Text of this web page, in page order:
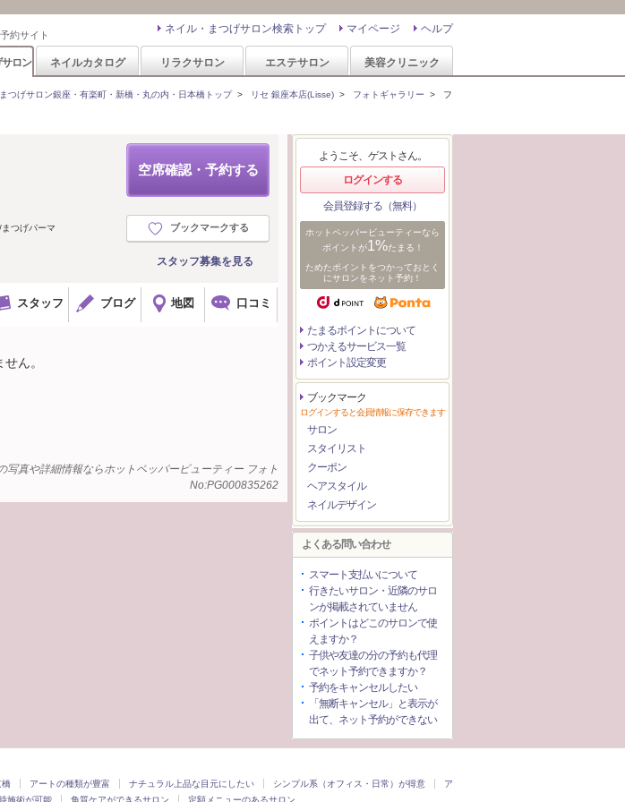
約サイト ヘルプ
マイページ
ネイル・まつげサロン検索トップ
ロン ネイルカタログ リラクサロン エステサロン 美容クリニック
つげサロン銀座・有楽町・新橋・丸の内・日本橋トップ> リセ 銀座本店(Lisse) > フォトギャラリー > フ
空席確認・予約する
ブックマークする
スタッフ募集を見る
つげパーマ
スタッフ ブログ 地図 口コミ
ん。
真や詳細情報ならホットペッパービューティー フォト
No:PG000835262
ようこそ、ゲストさん。
ログインする
会員登録する（無料）
ホットペッパービューティーなら
ポイントが1%たまる！
ためたポイントをつかっておとく
にサロンをネット予約！
たまるポイントについて
つかえるサービス一覧
ポイント設定変更
ブックマーク
ログインすると会員情報に保存できます
サロン
スタイリスト
クーポン
ヘアスタイル
ネイルデザイン
よくある問い合わせ
スマート支払いについて
行きたいサロン・近隣のサロ
ンが掲載されていません
ポイントはどこのサロンで使
えますか？
子供や友達の分の予約も代理
でネット予約できますか？
予約をキャンセルしたい
「無断キャンセル」と表示が
出て、ネット予約ができない
橋 アートの種類が豊富 ナチュラル上品な目元にしたい シンプル系（オフィス・日常）が得意
ア
施術が可能 角質ケアができるサロン 定額メニューのあるサロン